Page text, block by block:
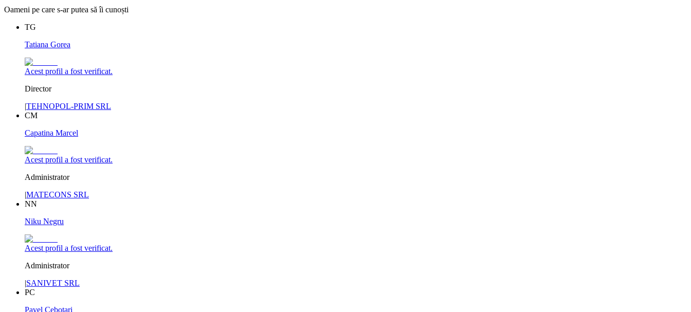
Oameni pe care s-ar putea să îi cunoști
TG
Tatiana Gorea
Acest profil a fost verificat.
Director
|TEHNOPOL-PRIM SRL
CM
Capatina Marcel
Acest profil a fost verificat.
Administrator
|MATECONS SRL
NN
Niku Negru
Acest profil a fost verificat.
Administrator
|SANIVET SRL
PC
Pavel Cebotari